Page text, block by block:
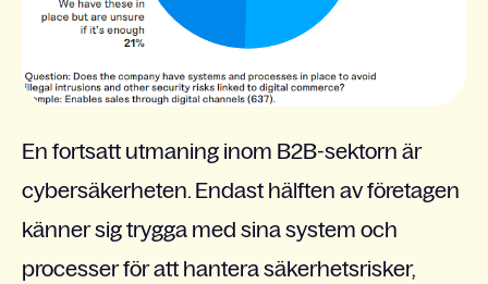
En fortsatt utmaning inom B2B-sektorn är
cybersäkerheten. Endast hälften av företagen
känner sig trygga med sina system och
processer för att hantera säkerhetsrisker,